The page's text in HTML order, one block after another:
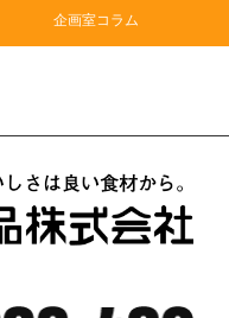
企画室コラム